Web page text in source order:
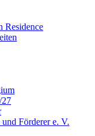
Residence
27
Förderer e. V.